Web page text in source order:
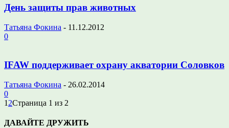
День защиты прав животных
Татьяна Фокина - 11.12.2012
0
IFAW поддерживает охрану акватории Соловков
Татьяна Фокина - 26.02.2014
0
1 2Страница 1 из 2
ДАВАЙТЕ ДРУЖИТЬ